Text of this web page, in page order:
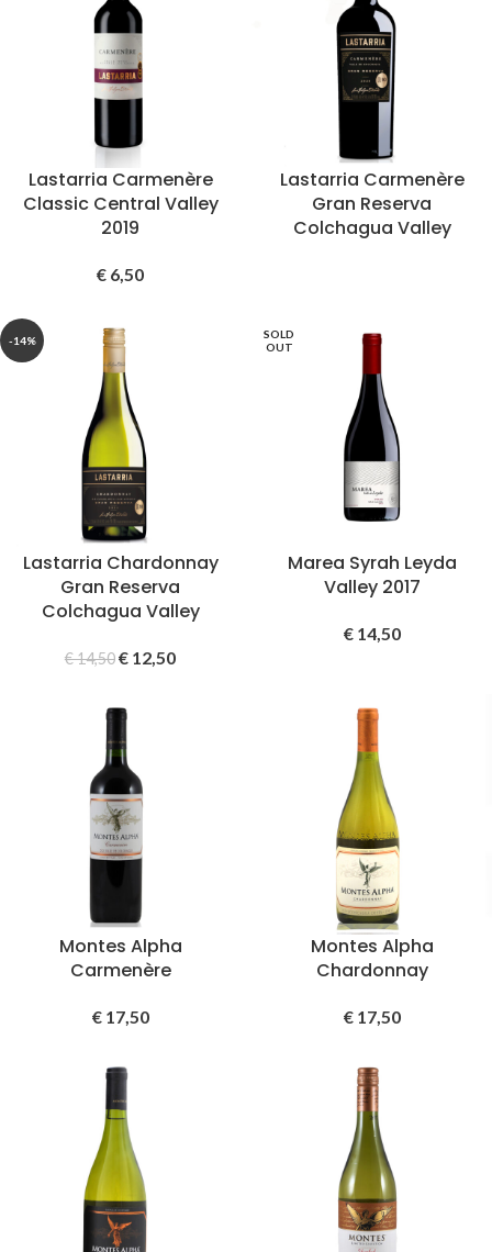
Lastarria Carmenère
Classic Central Valley
2019
€ 6,50
Lastarria Carmenère
Gran Reserva
Colchagua Valley
-14%
Lastarria Chardonnay
Gran Reserva
Colchagua Valley
€14,50€ 12,50
SOLD
OUT
Marea Syrah Leyda
Valley 2017
€14,50
Montes Alpha
Carmenère
€17,50
Montes Alpha
Chardonnay
€17,50